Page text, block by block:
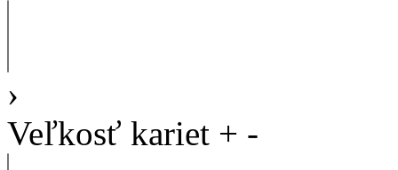
›
Veľkosť kariet + -